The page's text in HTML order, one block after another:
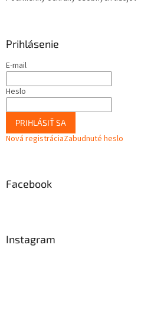
Prihlásenie
E-mail
Heslo
PRIHLÁSIŤ SA
Nová registráciaZabudnuté heslo
Facebook
Instagram